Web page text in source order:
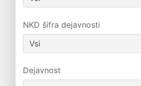
NKD šifra dejavnosti
Dejavnost